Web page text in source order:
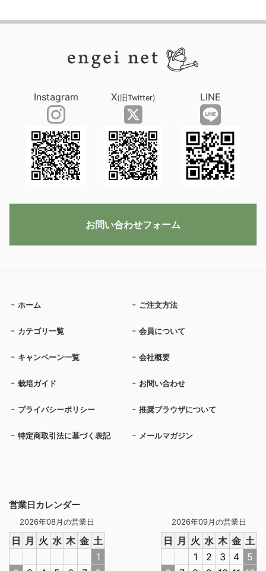
営業日カレンダー
2026年08月の営業日
日 月 火 水 木 金 土
1
2026年09月の営業日
日 月 火 水 木 金 土
1
2 3 4
5
ホーム ご注文方法
カテゴリ一覧 会員について
キャンペーン一覧 会社概要
栽培ガイド お問い合わせ
プライバシーポリシー 推奨ブラウザについて
特定商取引法に基づく表記 メールマガジン
Instagram X(旧Twitter) LINE
お問い合わせフォーム